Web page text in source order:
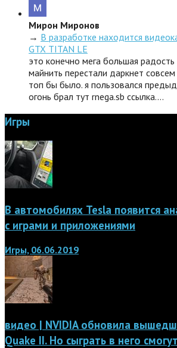
Мирон Миронов
→ В разработке находится
GTX TITAN LE
это конечно мега большая
майнить перестали даркнет
топ бы было. я пользовался
огонь брал тут rnega.sb ссылка.…
Игры
В автомобилях Tesla появится
с играми и приложениями
Игры, 06.06.2019
видео | NVIDIA обновила
Quake II. Но сыграть в него